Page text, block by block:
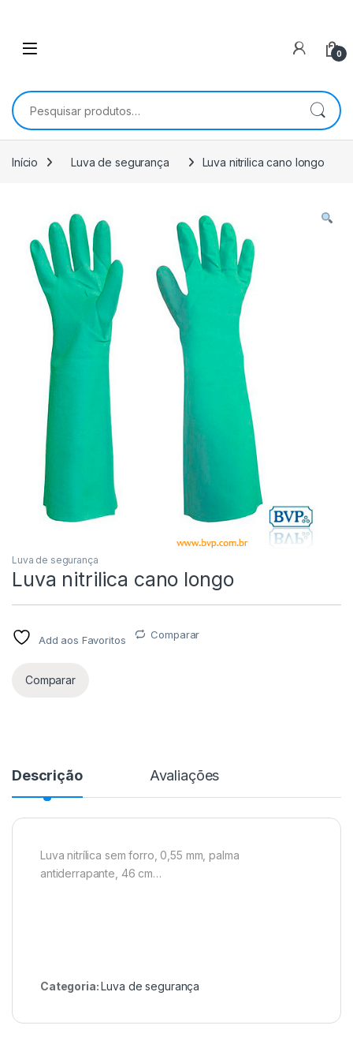
0
Pesquisar por:
Início Luva de segurança Luva nitrilica cano longo
Luva de segurança
Luva nitrilica cano longo
Add aos Favoritos Comparar
Comparar
Descrição Avaliações
Luva nitrílica sem forro, 0,55 mm, palma
antiderrapante, 46 cm…
Categoria:Luva de segurança